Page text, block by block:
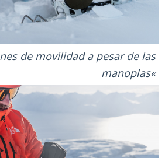
de movilidad a pesar de las
manoplas